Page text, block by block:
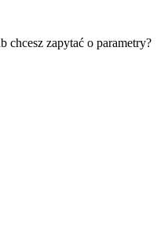
chcesz zapytać o parametry?